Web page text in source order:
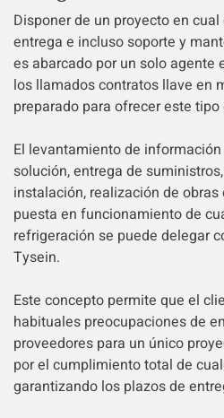
Disponer de un proyecto en
entrega e incluso soporte y
es abarcado por un solo agente
los llamados contratos llave en
preparado para ofrecer este
El levantamiento de
solución, entrega de
instalación, realización de
puesta en funcionamiento de
refrigeración se puede delegar
Tysein.
Este concepto permite que el
habituales preocupaciones de
proveedores para un único
por el cumplimiento total de
garantizando los plazos de